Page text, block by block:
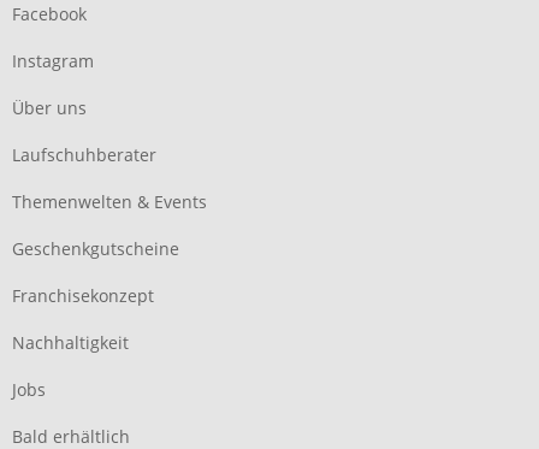
Facebook
Instagram
Über uns
Laufschuhberater
Themenwelten & Events
Geschenkgutscheine
Franchisekonzept
Nachhaltigkeit
Jobs
Bald erhältlich